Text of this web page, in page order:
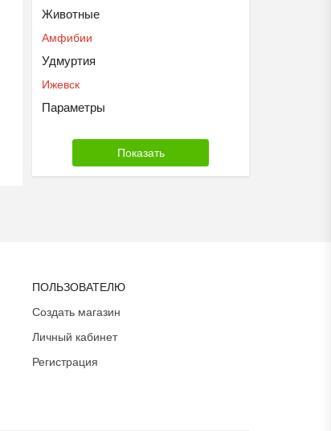
Животные
Амфибии
Удмуртия
Ижевск
Параметры
ПОЛЬЗОВАТЕЛЮ
Создать магазин
Личный кабинет
Регистрация